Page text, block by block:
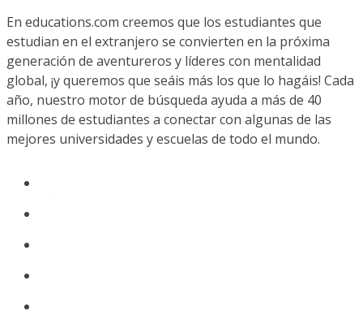
En educations.com creemos que los estudiantes que
estudian en el extranjero se convierten en la próxima
generación de aventureros y líderes con mentalidad
global, ¡y queremos que seáis más los que lo hagáis! Cada
año, nuestro motor de búsqueda ayuda a más de 40
millones de estudiantes a conectar con algunas de las
mejores universidades y escuelas de todo el mundo.